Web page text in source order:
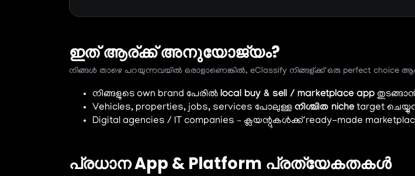
ഇത് ആര്ക്ക് അനുയോജ്യം?
നിങ്ങൾ താഴെ പറയുന്നവയിൽ ഒരാളാണെങ്കിൽ, eClassify നിങ്ങള്ക്ക് ഒരു perfect choice
നിങ്ങളുടെ own brand പേരിൽ local buy & sell / marketplace app
Vehicles, properties, jobs, services പോലുള്ള നിശ്ചിത niche target
Digital agencies / IT companies – ക്ലയന്റുകൾക്ക് ready-made
പ്രധാന App & Platform പ്രത്യേകതകൾ